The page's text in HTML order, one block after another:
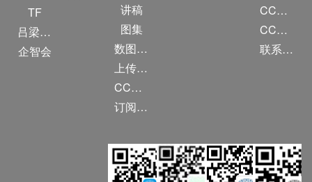
TF
吕梁振兴
企智会
讲稿
图集
数图编审委员会
上传/发布作品
CCF DL Focus
订阅《计算》
CCF大事记
CCF创建60周年
联系我们